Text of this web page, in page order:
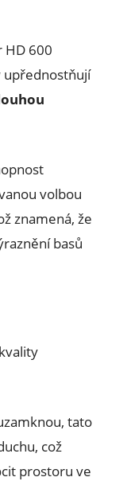
HD 600
upřednostňují
volbou
znamená, že
basů
tato
což
prostoru ve